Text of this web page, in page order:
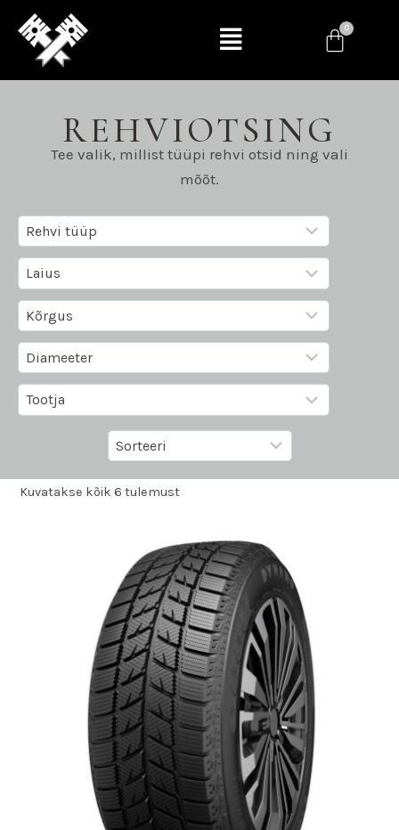
REHVIOTSING
Tee valik, millist tüüpi rehvi otsid ning vali
mõõt.
Kuvatakse kõik 6 tulemust